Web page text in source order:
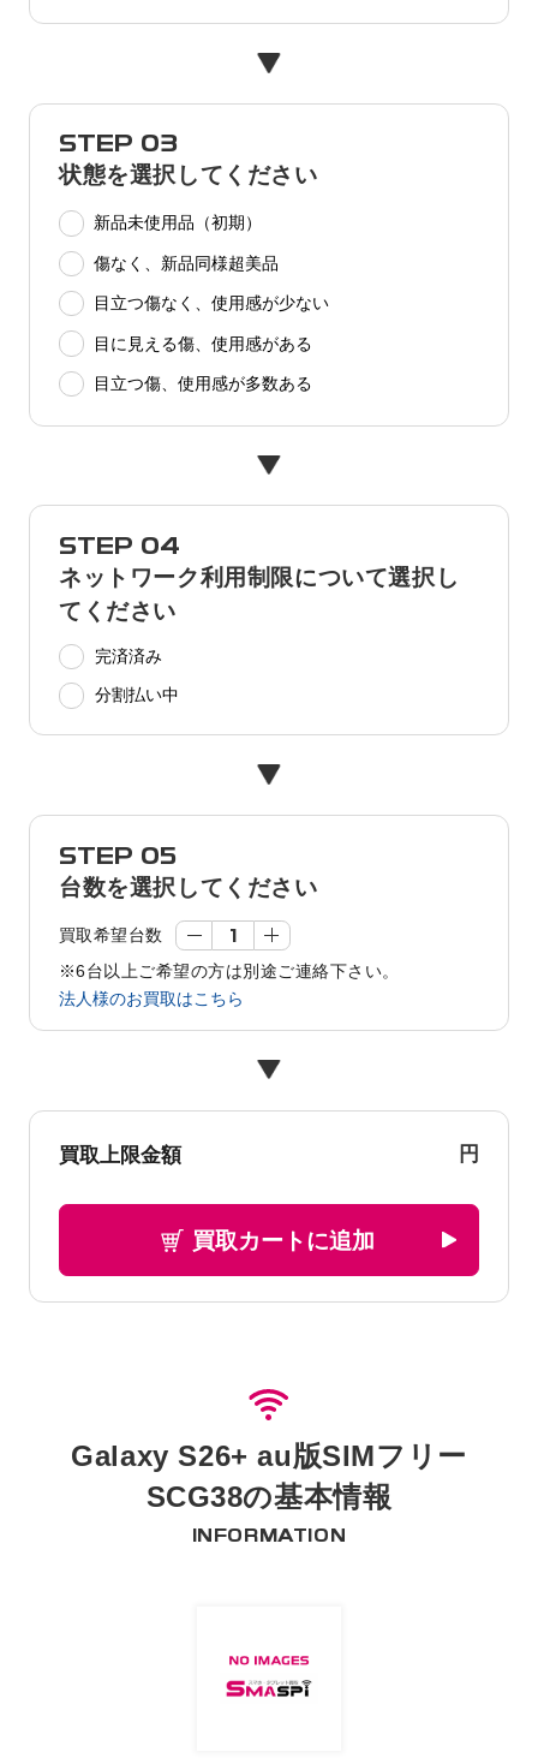
STEP 03
状態を選択してください
新品未使用品（初期）
傷なく、新品同様超美品
目立つ傷なく、使用感が少ない
目に見える傷、使用感がある
目立つ傷、使用感が多数ある
STEP 04
ネットワーク利用制限について選択し
てください
完済済み
分割払い中
STEP 05
台数を選択してください
買取希望台数
※6台以上ご希望の方は別途ご連絡下さい。
法人様のお買取はこちら
買取上限金額 円
買取カートに追加
Galaxy S26+ au版SIMフリー
SCG38の基本情報
INFORMATION